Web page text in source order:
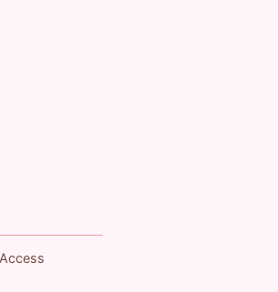
Access